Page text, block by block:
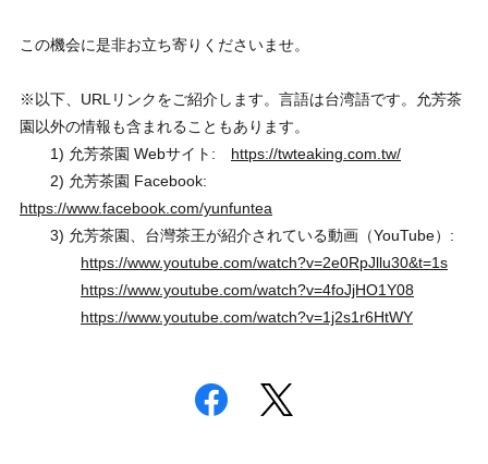
この機会に是非お立ち寄りくださいませ。
※以下、URLリンクをご紹介します。言語は台湾語です。允芳茶
園以外の情報も含まれることもあります。
1) 允芳茶園 Webサイト: https://twteaking.com.tw/
2) 允芳茶園 Facebook:
https://www.facebook.com/yunfuntea
3) 允芳茶園、台灣茶王が紹介されている動画（YouTube）:
https://www.youtube.com/watch?v=2e0RpJllu30&t=1s
https://www.youtube.com/watch?v=4foJjHO1Y08
https://www.youtube.com/watch?v=1j2s1r6HtWY